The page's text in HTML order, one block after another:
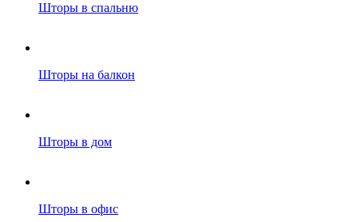
Шторы в спальню
Шторы на балкон
Шторы в дом
Шторы в офис